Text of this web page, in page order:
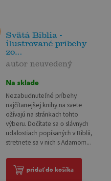
Svätá Biblia -
ilustrované príbehy
zo...
autor neuvedený
Na sklade
Nezabudnuteľné príbehy
najčítanejšej knihy na svete
ožívajú na stránkach tohto
výberu. Dočítate sa o slávnych
udalostiach popísaných v Biblii,
stretnete sa v nich s Adamom...
pridať do košíka